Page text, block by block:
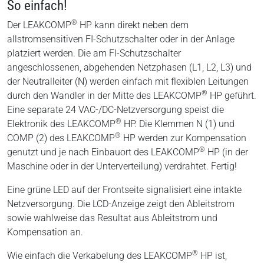
So einfach!
Der LEAKCOMP® HP kann direkt neben dem
allstromsensitiven FI-Schutzschalter oder in der Anlage
platziert werden. Die am FI-Schutzschalter
angeschlossenen, abgehenden Netzphasen (L1, L2, L3) und
der Neutralleiter (N) werden einfach mit flexiblen Leitungen
durch den Wandler in der Mitte des LEAKCOMP® HP geführt.
Eine separate 24 VAC-/DC-Netzversorgung speist die
Elektronik des LEAKCOMP® HP. Die Klemmen N (1) und
COMP (2) des LEAKCOMP® HP werden zur Kompensation
genutzt und je nach Einbauort des LEAKCOMP® HP (in der
Maschine oder in der Unterverteilung) verdrahtet. Fertig!
Eine grüne LED auf der Frontseite signalisiert eine intakte
Netzversorgung. Die LCD-Anzeige zeigt den Ableitstrom
sowie wahlweise das Resultat aus Ableitstrom und
Kompensation an.
Wie einfach die Verkabelung des LEAKCOMP® HP ist,